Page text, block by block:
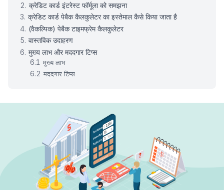
क्रेडिट कार्ड इंटरेस्ट फॉर्मूला को समझना
क्रेडिट कार्ड पेबैक कैलकुलेटर का इस्तेमाल कैसे किया जाता है
(वैकल्पिक) पेबैक टाइमफ्रेम कैलकुलेटर
वास्तविक उदाहरण
मुख्य लाभ और मददगार टिप्स
मुख्य लाभ
मददगार टिप्स